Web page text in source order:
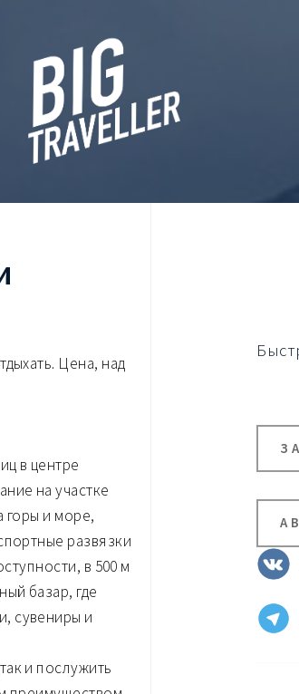
Цена, над
в центре
на участке
горы и море,
развязки
в 500 м
базар, где
сувениры и
и послужить